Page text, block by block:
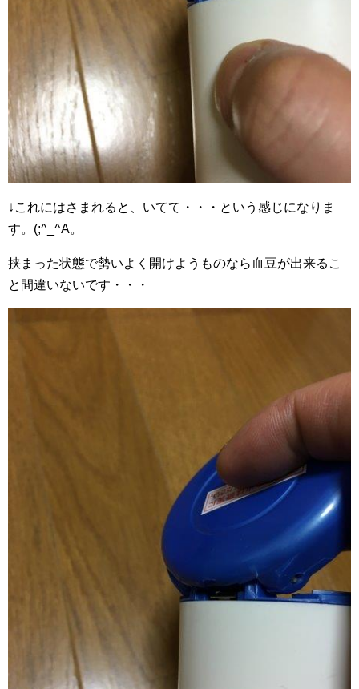
↓これにはさまれると、いてて・・・という感じになりま
す。(;^_^A。
挟まった状態で勢いよく開けようものなら血豆が出来るこ
と間違いないです・・・